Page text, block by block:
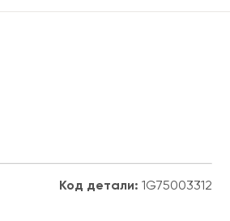
Код детали: 1G75003312